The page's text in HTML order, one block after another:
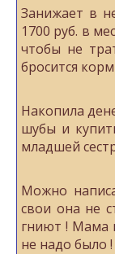
Занижает в
1700 руб. в
чтобы не
бросится
Накопила
шубы и
младшей
Можно
свои она не
гниют ! Мама
не надо было